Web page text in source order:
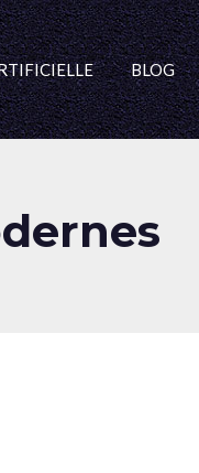
BLOG